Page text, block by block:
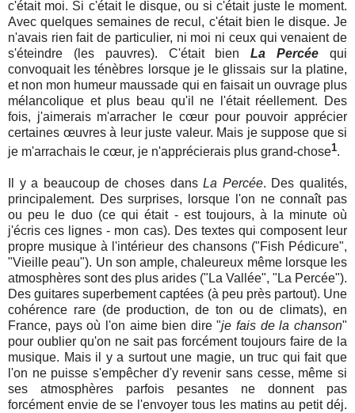
c'était moi. Si c'était le disque, ou si c'était juste le moment.
Avec quelques semaines de recul, c'était bien le disque. Je
n'avais rien fait de particulier, ni moi ni ceux qui venaient de
s'éteindre (les pauvres). C'était bienLa Percée qui
convoquait les ténèbres lorsque je le glissais sur la platine,
et non mon humeur maussade qui en faisait un ouvrage plus
mélancolique et plus beau qu'il ne l'était réellement. Des
fois, j'aimerais m'arracher le cœur pour pouvoir apprécier
certaines œuvres à leur juste valeur. Mais je suppose que si
je m'arrachais le cœur, je n'apprécierais plus grand-chose1.
Il y a beaucoup de choses dansLa Percée. Des qualités,
principalement. Des surprises, lorsque l'on ne connaît pas
ou peu le duo (ce qui était - est toujours, à la minute où
j'écris ces lignes - mon cas). Des textes qui composent leur
propre musique à l'intérieur des chansons ("Fish Pédicure",
"Vieille peau"). Un son ample, chaleureux même lorsque les
atmosphères sont des plus arides ("La Vallée", "La Percée").
Des guitares superbement captées (à peu près partout). Une
cohérence rare (de production, de ton ou de climats), en
France, pays où l'on aime bien dire "je fais de la chanson"
pour oublier qu'on ne sait pas forcément toujours faire de la
musique. Mais il y a surtout une magie, un truc qui fait que
l'on ne puisse s'empêcher d'y revenir sans cesse, même si
ses atmosphères parfois pesantes ne donnent pas
forcément envie de se l'envoyer tous les matins au petit déj.